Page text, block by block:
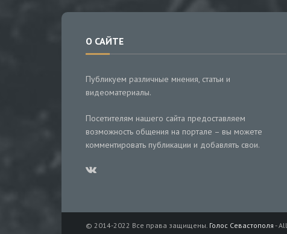
О САЙТЕ
Публикуем различные мнения, статьи и
видеоматериалы.
Посетителям нашего сайта предоставляем
возможность общения на портале – вы можете
комментировать публикации и добавлять свои.
© 2014-2022 Все права защищены. Голос Севастополя -